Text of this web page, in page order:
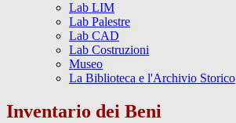
Lab LIM
Lab Palestre
Lab CAD
Lab Costruzioni
Museo
La Biblioteca e l'Archivio Storico
Inventario dei Beni